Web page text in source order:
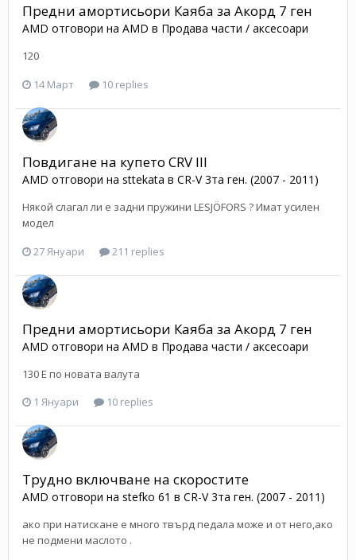
Предни амортисьори Каяба за Акорд 7 ген
AMD отговори на AMD в Продава части / аксесоари
120
14 Март
10 replies
Повдигане на купето CRV III
AMD отговори на sttekata в CR-V 3та ген. (2007 - 2011)
Някой слагал ли е задни пружини LESJÖFORS ? Имат усилен
модел
27 Януари
211 replies
Предни амортисьори Каяба за Акорд 7 ген
AMD отговори на AMD в Продава части / аксесоари
130 Е по новата валута
1 Януари
10 replies
Трудно включване на скоростите
AMD отговори на stefko 61 в CR-V 3та ген. (2007 - 2011)
ако при натискане е много твърд педала може и от него,ако
не подмени маслото .